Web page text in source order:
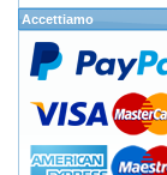
Accettiamo